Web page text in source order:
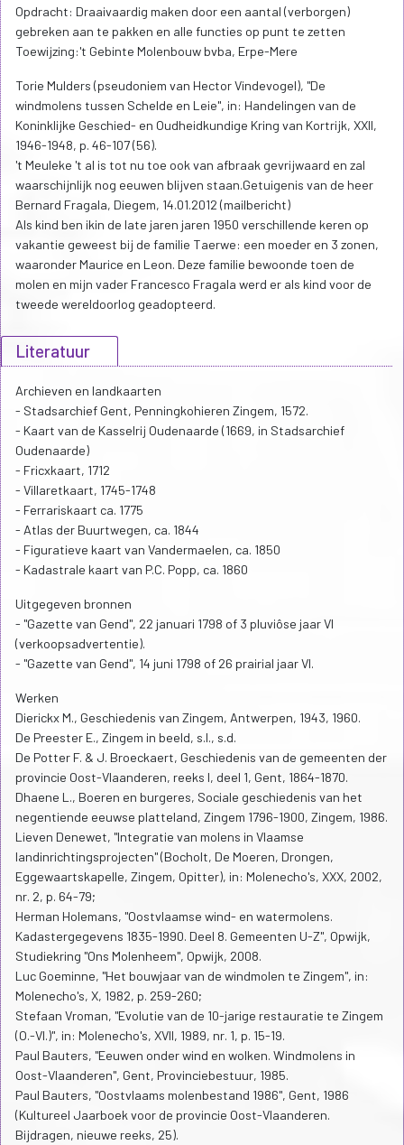
Opdracht: Draaivaardig maken door een aantal (verborgen)
gebreken aan te pakken en alle functies op punt te zetten
Toewijzing:'t Gebinte Molenbouw bvba, Erpe-Mere
Torie Mulders (pseudoniem van Hector Vindevogel), "De
windmolens tussen Schelde en Leie", in: Handelingen van de
Koninklijke Geschied- en Oudheidkundige Kring van Kortrijk, XXII,
1946-1948, p. 46-107 (56).
't Meuleke 't al is tot nu toe ook van afbraak gevrijwaard en zal
waarschijnlijk nog eeuwen blijven staan.Getuigenis van de heer
Bernard Fragala, Diegem, 14.01.2012 (mailbericht)
Als kind ben ikin de late jaren jaren 1950 verschillende keren op
vakantie geweest bij de familie Taerwe: een moeder en 3 zonen,
waaronder Maurice en Leon. Deze familie bewoonde toen de
molen en mijn vader Francesco Fragala werd er als kind voor de
tweede wereldoorlog geadopteerd.
Literatuur
Archieven en landkaarten
- Stadsarchief Gent, Penningkohieren Zingem, 1572.
- Kaart van de Kasselrij Oudenaarde (1669, in Stadsarchief
Oudenaarde)
- Fricxkaart, 1712
- Villaretkaart, 1745-1748
- Ferrariskaart ca. 1775
- Atlas der Buurtwegen, ca. 1844
- Figuratieve kaart van Vandermaelen, ca. 1850
- Kadastrale kaart van P.C. Popp, ca. 1860
Uitgegeven bronnen
- "Gazette van Gend", 22 januari 1798 of 3 pluviôse jaar VI
(verkoopsadvertentie).
- "Gazette van Gend", 14 juni 1798 of 26 prairial jaar VI.
Werken
Dierickx M., Geschiedenis van Zingem, Antwerpen, 1943, 1960.
De Preester E., Zingem in beeld, s.l., s.d.
De Potter F. & J. Broeckaert, Geschiedenis van de gemeenten der
provincie Oost-Vlaanderen, reeks I, deel 1, Gent, 1864-1870.
Dhaene L., Boeren en burgeres, Sociale geschiedenis van het
negentiende eeuwse platteland, Zingem 1796-1900, Zingem, 1986.
Lieven Denewet, "Integratie van molens in Vlaamse
landinrichtingsprojecten" (Bocholt, De Moeren, Drongen,
Eggewaartskapelle, Zingem, Opitter), in: Molenecho's, XXX, 2002,
nr. 2, p. 64-79;
Herman Holemans, "Oostvlaamse wind- en watermolens.
Kadastergegevens 1835-1990. Deel 8. Gemeenten U-Z", Opwijk,
Studiekring "Ons Molenheem", Opwijk, 2008.
Luc Goeminne, "Het bouwjaar van de windmolen te Zingem", in:
Molenecho's, X, 1982, p. 259-260;
Stefaan Vroman, "Evolutie van de 10-jarige restauratie te Zingem
(O.-Vl.)", in: Molenecho's, XVII, 1989, nr. 1, p. 15-19.
Paul Bauters, "Eeuwen onder wind en wolken. Windmolens in
Oost-Vlaanderen", Gent, Provinciebestuur, 1985.
Paul Bauters, "Oostvlaams molenbestand 1986", Gent, 1986
(Kultureel Jaarboek voor de provincie Oost-Vlaanderen.
Bijdragen, nieuwe reeks, 25).